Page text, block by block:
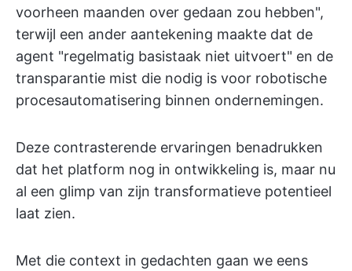
voorheen maanden over gedaan zou hebben",
terwijl een ander aantekening maakte dat de
agent "regelmatig basistaak niet uitvoert" en de
transparantie mist die nodig is voor robotische
procesautomatisering binnen ondernemingen.
Deze contrasterende ervaringen benadrukken
dat het platform nog in ontwikkeling is, maar nu
al een glimp van zijn transformatieve potentieel
laat zien.
Met die context in gedachten gaan we eens